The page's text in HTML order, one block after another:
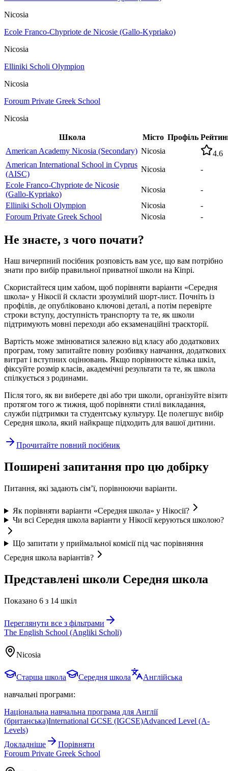
Nicosia
Ecole Franco-Chypriote de Nicosie (Gallo-Kypriako)
Nicosia
Elliniki Scholi Olympion
Nicosia
Foroum Private Greek School
Nicosia
Школа Місто Профіль
American Academy Nicosia (Secondary) Nicosia
4.6
American International School in Cyprus
(AISC)
Nicosia
-
Ecole Franco-Chypriote de Nicosie
(Gallo-Kypriako)
Nicosia
-
Elliniki Scholi Olympion
Nicosia
-
Foroum Private Greek School
Nicosia -
Не знаєте, з чого почати?
Наш вичерпний посібник розповість вам усе, що вам потрібно
знати про вибір правильної приватної школи на Кіпрі.
Скористайтеся цим хабом, щоб порівняти варіанти «Середня
школа» у Нікосії й скласти зрозумілий шорт-лист. Почніть із
профілів, де опубліковано ключові деталі, а потім перевірте
строки вступу, доступність транспорту та те, як школи
підтримують мовні переходи або екзаменаційні траєкторії.
Вартість може змінюватися залежно від класу або додаткових
програм, тому запитайте повну розбивку навчання, додаткових
витрат і вступних оцінювань. Якщо порівнюєте кілька шкіл,
фіксуйте розмір класів, академічні результати та те, як школа
спілкується з родинами.
Після того, як ви виберете дві або три школи, організуйте
протягом того ж тижня, щоб порівняти стилі викладання,
служби підтримки та студентську культуру. Це полегшує вибір
Середня школа, який найкраще підходить для вашої дитини.
Прочитайте повний посібник
Поширені запитання про цю добірку
Питання, які задають сім’ї, порівнюючи варіанти.
Як порівняти варіанти «Середня школа» у Нікосії?
Чи всі Середня школа варіанти у Нікосії керуються школою?
Що запитати у приймальної комісії під час порівняння
Середня школа варіантів?
Представлені школи Середня школа
Показано 6 з 14 шкіл
Переглянути все з фільтрами
The English School (Angliki Scholi)
Nicosia
Старша школа Середня школа
Англійська
навчальні програми:
Національна навчальна програма для Англії
(британська)International GCSE (IGCSE)Advanced Level (A-
Levels)
Докладніше
Порівняти
Foroum Private Greek School